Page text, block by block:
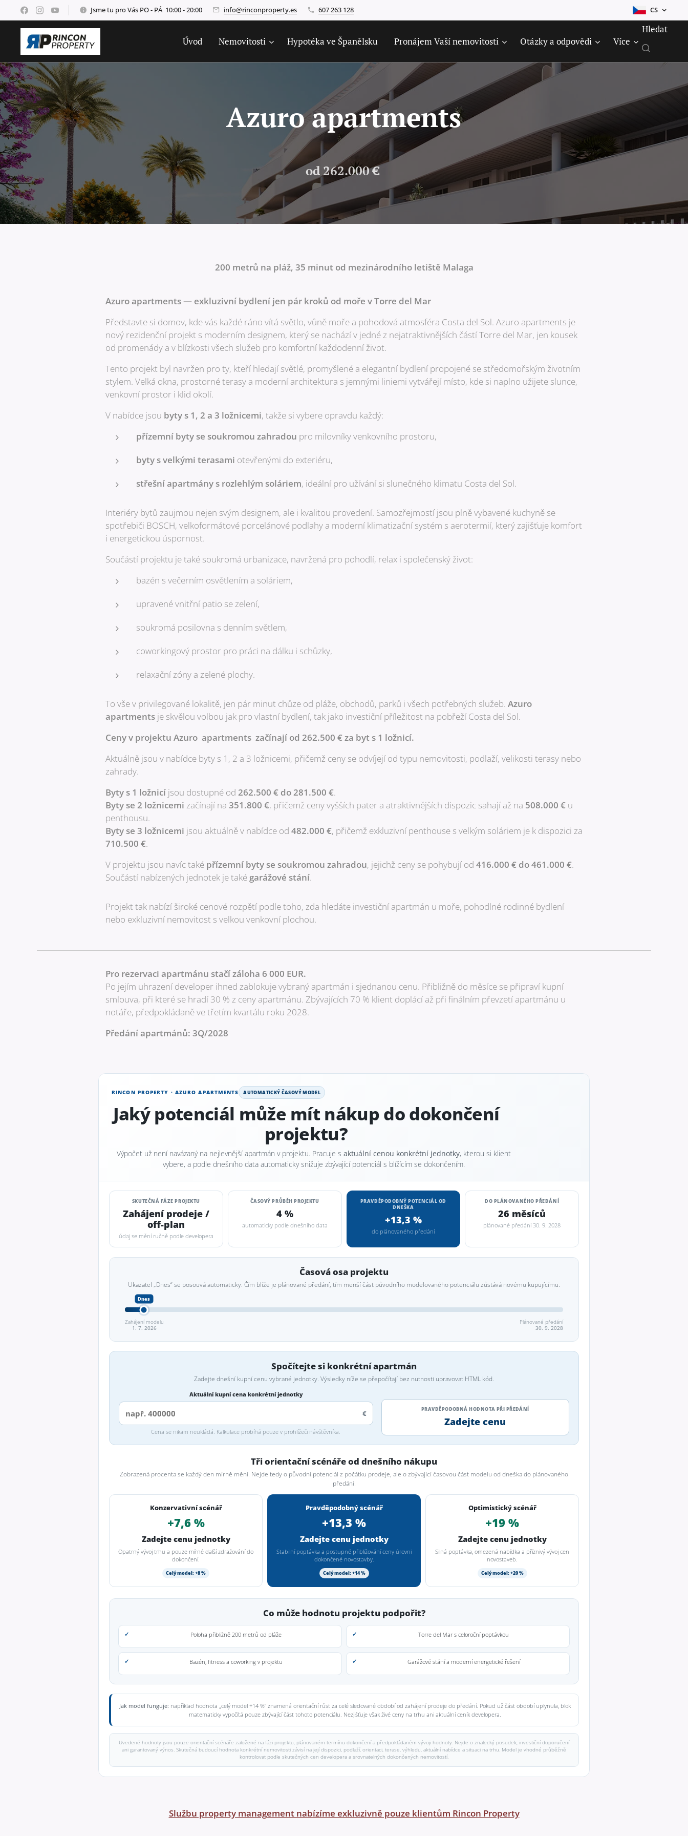
Jsme tu pro Vás PO - PÁ 10:00 - 20:00 info@rinconproperty.es 607 263 128 CS
Úvod Nemovitosti Hypotéka ve Španělsku Pronájem Vaší nemovitosti Otázky a odpovědi Více
Hledat
Azuro apartments
od 262.000 €
200 metrů na pláž, 35 minut od mezinárodního letiště Malaga
Azuro apartments — exkluzivní bydlení jen pár kroků od moře v Torre del Mar
Představte si domov, kde vás každé ráno vítá světlo, vůně moře a pohodová atmosféra Costa del Sol. Azuro apartments je
nový rezidenční projekt s moderním designem, který se nachází v jedné z nejatraktivnějších částí Torre del Mar, jen kousek
od promenády a v blízkosti všech služeb pro komfortní každodenní život.
Tento projekt byl navržen pro ty, kteří hledají světlé, promyšlené a elegantní bydlení propojené se středomořským životním
stylem. Velká okna, prostorné terasy a moderní architektura s jemnými liniemi vytvářejí místo, kde si naplno užijete slunce,
venkovní prostor i klid okolí.
V nabídce jsou byty s 1, 2 a 3 ložnicemi, takže si vybere opravdu každý:
přízemní byty se soukromou zahradou pro milovníky venkovního prostoru,
byty s velkými terasami otevřenými do exteriéru,
střešní apartmány s rozlehlým soláriem, ideální pro užívání si slunečného klimatu Costa del Sol.
Interiéry bytů zaujmou nejen svým designem, ale i kvalitou provedení. Samozřejmostí jsou plně vybavené kuchyně se
spotřebiči BOSCH, velkoformátové porcelánové podlahy a moderní klimatizační systém s aerotermií, který zajišťuje komfort
i energetickou úspornost.
Součástí projektu je také soukromá urbanizace, navržená pro pohodlí, relax i společenský život:
bazén s večerním osvětlením a soláriem,
upravené vnitřní patio se zelení,
soukromá posilovna s denním světlem,
coworkingový prostor pro práci na dálku i schůzky,
relaxační zóny a zelené plochy.
To vše v privilegované lokalitě, jen pár minut chůze od pláže, obchodů, parků i všech potřebných služeb. Azuro
apartmentsje skvělou volbou jak pro vlastní bydlení, tak jako investiční příležitost na pobřeží Costa del Sol.
Ceny v projektu Azuro apartments začínají od 262.500 € za byt s 1 ložnicí.
Aktuálně jsou v nabídce byty s 1, 2 a 3 ložnicemi, přičemž ceny se odvíjejí od typu nemovitosti, podlaží, velikosti terasy nebo
zahrady.
Byty s 1 ložnicíjsou dostupné od 262.500 € do 281.500 €.
Byty se 2 ložnicemi začínají na 351.800 €, přičemž ceny vyšších pater a atraktivnějších dispozic sahají až na 508.000 € u
penthousu.
Byty se 3 ložnicemi jsou aktuálně v nabídce od 482.000 €, přičemž exkluzivní penthouse s velkým soláriem je k dispozici za
710.500 €.
V projektu jsou navíc také přízemní byty se soukromou zahradou, jejichž ceny se pohybují od 416.000 € do 461.000 €.
Součástí nabízených jednotek je také garážové stání.
Projekt tak nabízí široké cenové rozpětí podle toho, zda hledáte investiční apartmán u moře, pohodlné rodinné bydlení
nebo exkluzivní nemovitost s velkou venkovní plochou.
Pro rezervaci apartmánu stačí záloha 6 000 EUR.
Po jejím uhrazení developer ihned zablokuje vybraný apartmán i sjednanou cenu. Přibližně do měsíce se připraví kupní
smlouva, při které se hradí 30 % z ceny apartmánu. Zbývajících 70 % klient doplácí až při finálním převzetí apartmánu u
notáře, předpokládaně ve třetím kvartálu roku 2028.
Předání apartmánů: 3Q/2028
RINCON PROPERTY · AZURO APARTMENTS AUTOMATICKÝ ČASOVÝ MODEL
Jaký potenciál může mít nákup do dokončení
projektu?
Výpočet už není navázaný na nejlevnější apartmán v projektu. Pracuje s aktuální cenou konkrétní jednotky, kterou si klient
vybere, a podle dnešního data automaticky snižuje zbývající potenciál s blížícím se dokončením.
SKUTEČNÁ FÁZE PROJEKTU
Zahájení prodeje /
off-plan
údaj se mění ručně podle developera
ČASOVÝ PRŮBĚH PROJEKTU
4 %
automaticky podle dnešního data
PRAVDĚPODOBNÝ POTENCIÁL OD
DNEŠKA
+13,3 %
do plánovaného předání
DO PLÁNOVANÉHO PŘEDÁNÍ
26 měsíců
plánované předání 30. 9. 2028
Časová osa projektu
Ukazatel „Dnes“ se posouvá automaticky. Čím blíže je plánované předání, tím menší část původního modelovaného potenciálu zůstává novému kupujícímu.
Zahájení modelu
1. 7. 2026
Plánované předání
30. 9. 2028
Spočítejte si konkrétní apartmán
Zadejte dnešní kupní cenu vybrané jednotky. Výsledky níže se přepočítají bez nutnosti upravovat HTML kód.
Aktuální kupní cena konkrétní jednotky
€
Cena se nikam neukládá. Kalkulace probíhá pouze v prohlížeči návštěvníka.
PRAVDĚPODOBNÁ HODNOTA PŘI PŘEDÁNÍ
Zadejte cenu
Tři orientační scénáře od dnešního nákupu
Zobrazená procenta se každý den mírně mění. Nejde tedy o původní potenciál z počátku prodeje, ale o zbývající časovou část modelu od dneška do plánovaného
předání.
Konzervativní scénář
+7,6 %
Zadejte cenu jednotky
Opatrný vývoj trhu a pouze mírné další zdražování do
dokončení.
Celý model: +8 %
Pravděpodobný scénář
+13,3 %
Zadejte cenu jednotky
Stabilní poptávka a postupné přibližování ceny úrovni
dokončené novostavby.
Celý model: +14 %
Optimistický scénář
+19 %
Zadejte cenu jednotky
Silná poptávka, omezená nabídka a příznivý vývoj cen
novostaveb.
Celý model: +20 %
Co může hodnotu projektu podpořit?
Poloha přibližně 200 metrů od pláže Torre del Mar s celoroční poptávkou
Bazén, fitness a coworking v projektu Garážové stání a moderní energetické řešení
Jak model funguje: například hodnota „celý model +14 %“ znamená orientační růst za celé sledované období od zahájení prodeje do předání. Pokud už část období uplynula, blok
matematicky vypočítá pouze zbývající část tohoto potenciálu. Nezjišťuje však živé ceny na trhu ani aktuální ceník developera.
Uvedené hodnoty jsou pouze orientační scénáře založené na fázi projektu, plánovaném termínu dokončení a předpokládaném vývoji hodnoty. Nejde o znalecký posudek, investiční doporučení
ani garantovaný výnos. Skutečná budoucí hodnota konkrétní nemovitosti závisí na její dispozici, podlaží, orientaci, terase, výhledu, aktuální nabídce a situaci na trhu. Model je vhodné průběžně
kontrolovat podle skutečných cen developera a srovnatelných dokončených nemovitostí.
Službu property management nabízíme exkluzivně pouze klientům Rincon Property